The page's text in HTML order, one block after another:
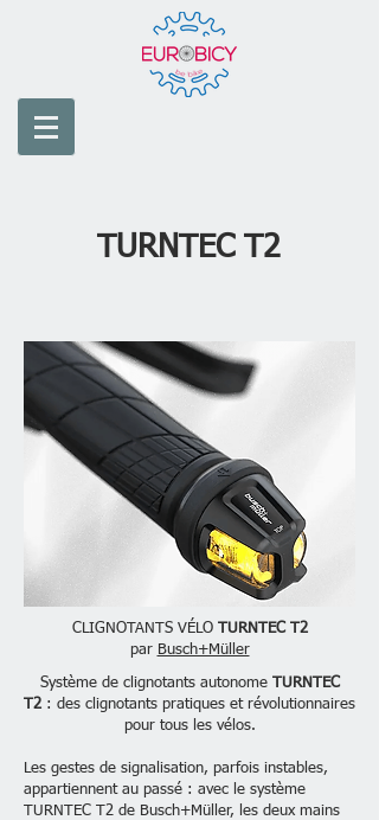
TURNTEC T2
CLIGNOTANTS VÉLO TURNTEC T2
par Busch+Müller
Système de clignotants autonome TURNTEC
T2 : des clignotants pratiques et révolutionnaires
pour tous les vélos.
Les gestes de signalisation, parfois instables,
appartiennent au passé : avec le système
TURNTEC T2 de Busch+Müller, les deux mains